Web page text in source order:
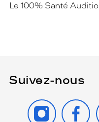
Le 100% Santé
Suivez-nous
INSTAGRAM